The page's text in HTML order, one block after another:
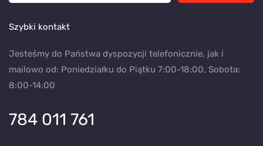
Szybki kontakt
Jesteśmy do Państwa dyspozycji telefonicznie, jak i
mailowo od: Poniedziałku do Piątku 7:00-18:00, Sobota:
8:00-14:00
784 011 761